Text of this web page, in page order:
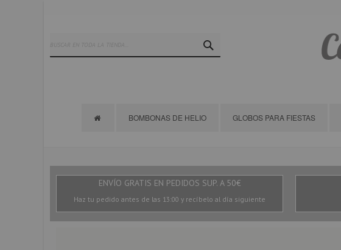
BOMBONAS DE HELIO GLOBOS PARA FIESTAS
ENVÍO GRATIS EN PEDIDOS SUP. A 50€
Haz tu pedido antes de las 13:00 y recíbelo al día siguiente